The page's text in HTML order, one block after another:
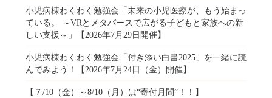
小児病棟わくわく勉強会「未来の小児医療が、もう始まっ
ている。 ～VRとメタバースで広がる子どもと家族への新
しい支援～」【2026年7月29日開催】
小児病棟わくわく勉強会「付き添い白書2025」を一緒に読
んでみよう！【2026年7月24日（金）開催】
【７/10（金）～8/10（月）は“寄付月間”！！】